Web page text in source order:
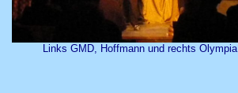
Links GMD, Hoffmann und rechts Olympia